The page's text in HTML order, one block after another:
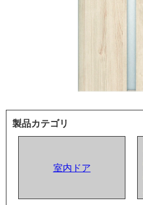
製品カテゴリ
室内ドア